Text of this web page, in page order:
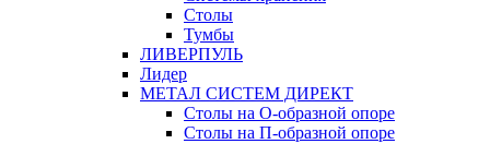
Столы
Тумбы
ЛИВЕРПУЛЬ
Лидер
МЕТАЛ СИСТЕМ ДИРЕКТ
Столы на О-образной опоре
Столы на П-образной опоре